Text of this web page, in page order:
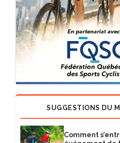
SUGGESTIONS DU
Comment